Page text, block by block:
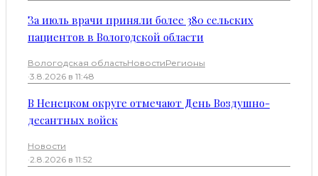
За июль врачи приняли более 380 сельских
пациентов в Вологодской области
Вологодская областьНовостиРегионы
·3.8.2026 в 11:48
В Ненецком округе отмечают День Воздушно-
десантных войск
Новости
·2.8.2026 в 11:52